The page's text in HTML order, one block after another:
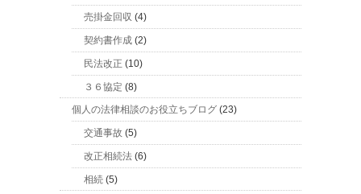
売掛金回収 (4)
契約書作成 (2)
民法改正 (10)
３６協定 (8)
個人の法律相談のお役立ちブログ (23)
交通事故 (5)
改正相続法 (6)
相続 (5)